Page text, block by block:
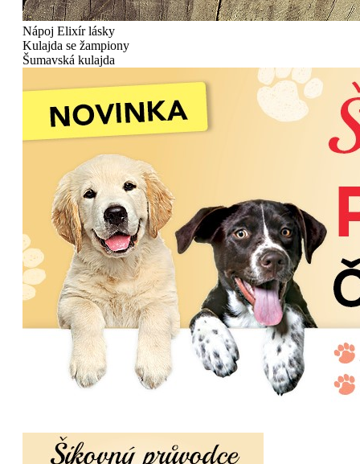
Nápoj Elixír lásky
Kulajda se žampiony
Šumavská kulajda